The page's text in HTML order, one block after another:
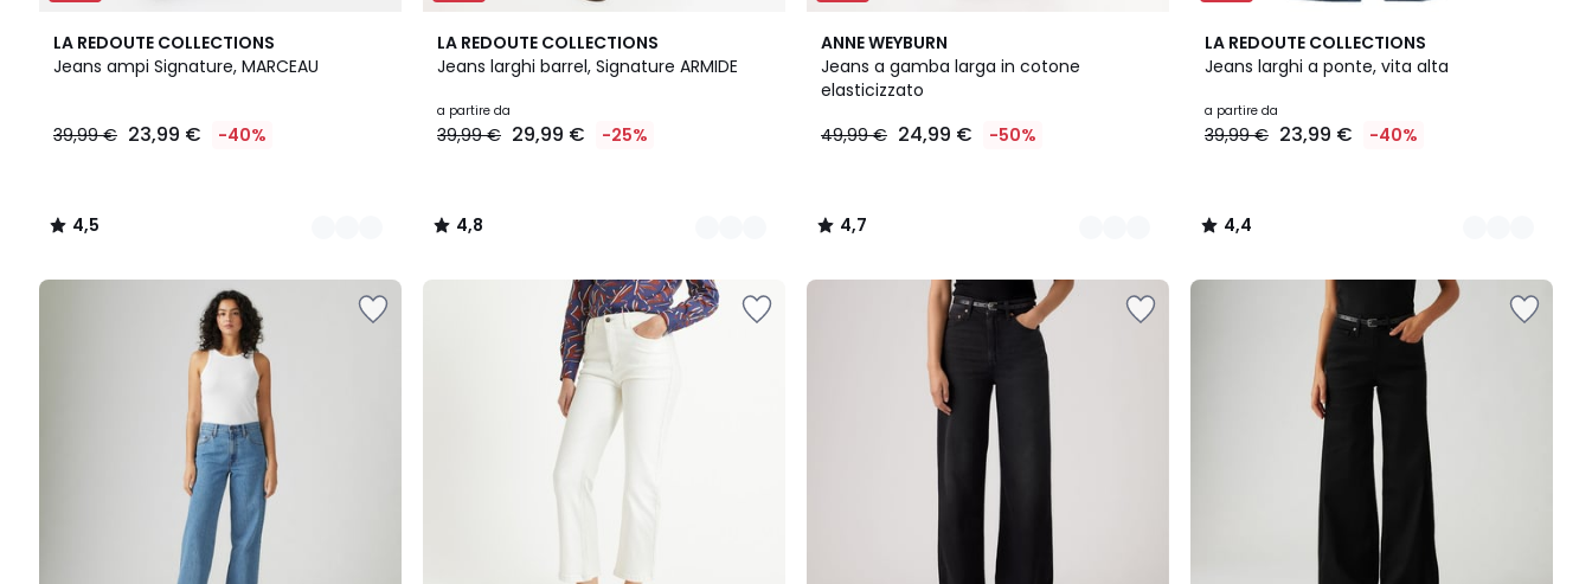
LA REDOUTE COLLECTIONS
Jeans ampi Signature, MARCEAU
€
€
di
39,99 € 23,99 € -40%
4,5
/ 5
6
Colori
4,5
/
LA REDOUTE COLLECTIONS
Jeans larghi barrel, Signature ARMIDE
a partire da
39,99 € 29,99 € -25%
4,8
/ 5
4
Colori
4,8
/
ANNE WEYBURN
Jeans a gamba larga in cotone
elasticizzato
49,99 € 24,99 € -50%
4,7
/ 5
2
Colori
4,7
/
LA REDOUTE COLLECTIONS
Jeans larghi a ponte, vita alta
a partire da
39,99 € 23,99 € -40%
4,4
/ 5
2
Colori
4,4
/